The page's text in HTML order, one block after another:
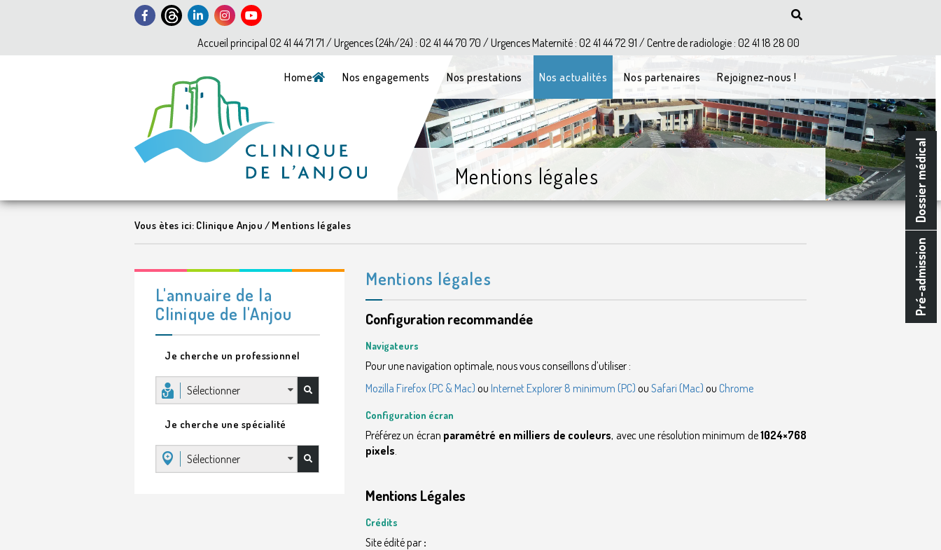
Pré-admission
Dossier médical
Accueil principal 02 41 44 71 71 / Urgences (24h/24) : 02 41 44 70 70 / Urgences Maternité : 02 41 44 72 91 / Centre de radiologie : 02 41 18 28 00
Home Nos engagements Nos prestations Nos actualités Nos partenaires Rejoignez-nous !
Mentions légales
Vous ètes ici: Clinique Anjou / Mentions légales
Mentions légales
Configuration recommandée
Navigateurs
Pour une navigation optimale, nous vous conseillons d’utiliser :
Mozilla Firefox (PC & Mac) ou Internet Explorer 8 minimum (PC) ou Safari (Mac) ou Chrome
Configuration écran
Préférez un écran paramétré en milliers de couleurs, avec une résolution minimum de1024×768
pixels.
Mentions Légales
Crédits
Site édité par :
L'annuaire de la
Clinique de l'Anjou
Je cherche un professionnel
Sélectionner
Je cherche une spécialité
Sélectionner